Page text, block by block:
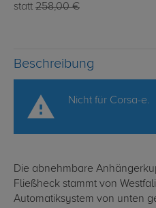
statt 258,00 €
Beschreibung
Nicht für Corsa-e.
Die abnehmbare
Fließheck stammt von
Automatiksystem von unten